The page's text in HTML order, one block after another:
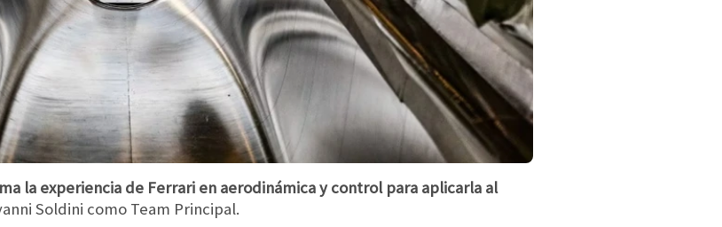
la experiencia de Ferrari en aerodinámica y control para aplicarla al
Soldini como Team Principal.